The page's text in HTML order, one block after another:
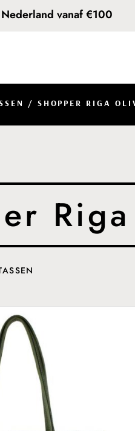
vanaf €100
/ SHOPPER RIGA